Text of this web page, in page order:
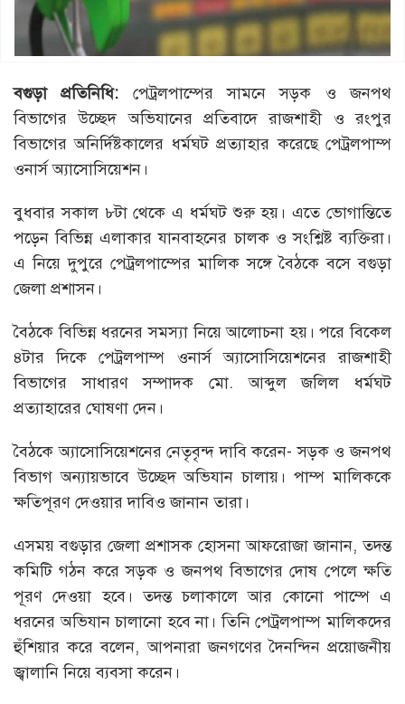
বগুড়া প্রতিনিধি: পেট্রলপাম্পের সামনে সড়ক ও জনপথ
বিভাগের উচ্ছেদ অভিযানের প্রতিবাদে রাজশাহী ও রংপুর
বিভাগের অনির্দিষ্টকালের ধর্মঘট প্রত্যাহার করেছে পেট্রলপাম্প
ওনার্স অ্যাসোসিয়েশন।
বুধবার সকাল ৮টা থেকে এ ধর্মঘট শুরু হয়। এতে ভোগান্তিতে
পড়েন বিভিন্ন এলাকার যানবাহনের চালক ও সংশ্লিষ্ট ব্যক্তিরা।
এ নিয়ে দুপুরে পেট্রলপাম্পের মালিক সঙ্গে বৈঠকে বসে বগুড়া
জেলা প্রশাসন।
বৈঠকে বিভিন্ন ধরনের সমস্যা নিয়ে আলোচনা হয়। পরে বিকেল
৪টার দিকে পেট্রলপাম্প ওনার্স অ্যাসোসিয়েশনের রাজশাহী
বিভাগের সাধারণ সম্পাদক মো. আব্দুল জলিল ধর্মঘট
প্রত্যাহারের ঘোষণা দেন।
বৈঠকে অ্যাসোসিয়েশনের নেতৃবৃন্দ দাবি করেন- সড়ক ও জনপথ
বিভাগ অন্যায়ভাবে উচ্ছেদ অভিযান চালায়। পাম্প মালিককে
ক্ষতিপূরণ দেওয়ার দাবিও জানান তারা।
এসময় বগুড়ার জেলা প্রশাসক হোসনা আফরোজা জানান, তদন্ত
কমিটি গঠন করে সড়ক ও জনপথ বিভাগের দোষ পেলে ক্ষতি
পূরণ দেওয়া হবে। তদন্ত চলাকালে আর কোনো পাম্পে এ
ধরনের অভিযান চালানো হবে না। তিনি পেট্রলপাম্প মালিকদের
হুঁশিয়ার করে বলেন, আপনারা জনগণের দৈনন্দিন প্রয়োজনীয়
জ্বালানি নিয়ে ব্যবসা করেন।